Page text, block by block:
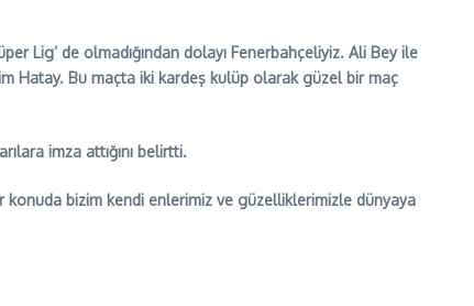
Lig’ de olmadığından dolayı Fenerbahçeliyiz. Ali Bey ile
Hatay. Bu maçta iki kardeş kulüp olarak güzel bir maç
imza attığını belirtti.
konuda bizim kendi enlerimiz ve güzelliklerimizle dünyaya